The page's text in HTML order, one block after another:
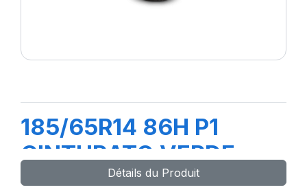
185/65R14 86H P1
CINTURATO VERDE
Détails du Produit